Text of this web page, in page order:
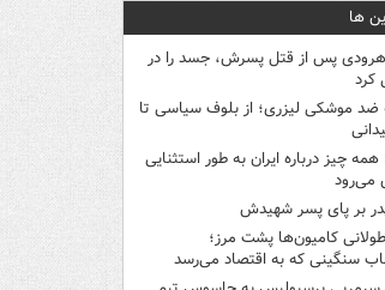
ها
پس از قتل پسرش، جسد را در
کرد
ضد موشکی لیزری؛ از بلوف سیاسی تا
چیز درباره ایران به طور استثنایی
بر پای پسر شهیدش
کامیون‌ها پشت مرز؛
سنگینی که به اقتصاد می‌رسد